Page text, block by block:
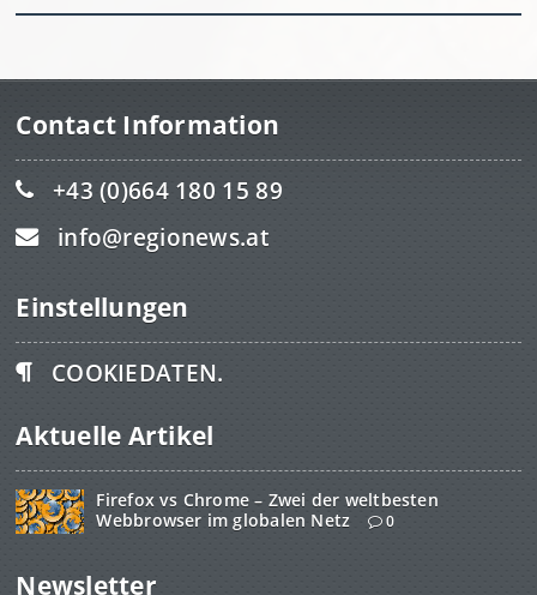
Contact Information
+43 (0)664 180 15 89
info@regionews.at
Einstellungen
COOKIEDATEN.
Aktuelle Artikel
Firefox vs Chrome – Zwei der weltbesten
Webbrowser im globalen Netz
0
Newsletter